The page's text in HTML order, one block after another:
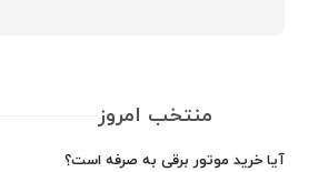
منتخب امروز
آیا خرید موتور برقی به صرفه است؟